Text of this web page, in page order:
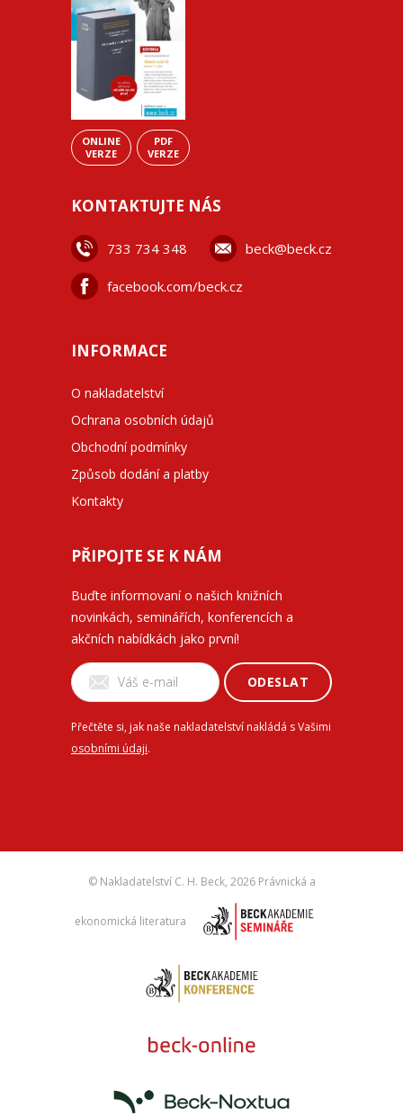
ONLINE
VERZE
PDF
VERZE
KONTAKTUJTE NÁS
733 734 348 beck@beck.cz
facebook.com/beck.cz
INFORMACE
O nakladatelství
Ochrana osobních údajů
Obchodní podmínky
Způsob dodání a platby
Kontakty
PŘIPOJTE SE K NÁM
Buďte informovaní o našich knižních
novinkách, seminářích, konferencích a
akčních nabídkách jako první!
ODESLAT
Přečtěte si, jak naše nakladatelství nakládá s Vašimi
osobními údaji.
© Nakladatelství C. H. Beck, 2026 Právnická a
ekonomická literatura